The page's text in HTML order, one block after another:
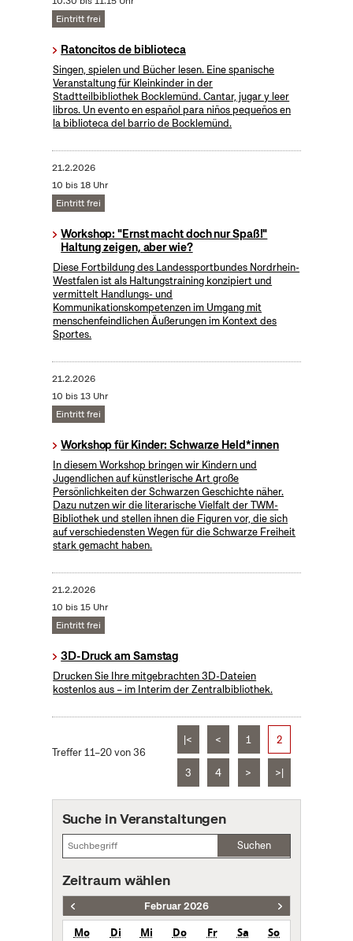
Eintritt frei
Ratoncitos de biblioteca
Singen, spielen und Bücher lesen. Eine spanische
Veranstaltung für Kleinkinder in der
Stadtteilbibliothek Bocklemünd. Cantar, jugar y leer
libros. Un evento en español para niños pequeños en
la biblioteca del barrio de Bocklemünd.
21.2.2026
10 bis 18 Uhr
Eintritt frei
Workshop: "Ernst macht doch nur Spaß!"
Haltung zeigen, aber wie?
Diese Fortbildung des Landessportbundes Nordrhein-
Westfalen ist als Haltungstraining konzipiert und
vermittelt Handlungs- und
Kommunikationskompetenzen im Umgang mit
menschenfeindlichen Äußerungen im Kontext des
Sportes.
21.2.2026
10 bis 13 Uhr
Eintritt frei
Workshop für Kinder: Schwarze Held*innen
In diesem Workshop bringen wir Kindern und
Jugendlichen auf künstlerische Art große
Persönlichkeiten der Schwarzen Geschichte näher.
Dazu nutzen wir die literarische Vielfalt der TWM-
Bibliothek und stellen ihnen die Figuren vor, die sich
auf verschiedensten Wegen für die Schwarze Freiheit
stark gemacht haben.
21.2.2026
10 bis 15 Uhr
Eintritt frei
3D-Druck am Samstag
Drucken Sie Ihre mitgebrachten 3D-Dateien
kostenlos aus – im Interim der Zentralbibliothek.
Treffer 11–20 von 36
|< < 1 2
3 4 > >|
Suche in Veranstaltungen
Suchen
Zeitraum wählen
Februar 2026
Mo Di Mi Do Fr Sa
So